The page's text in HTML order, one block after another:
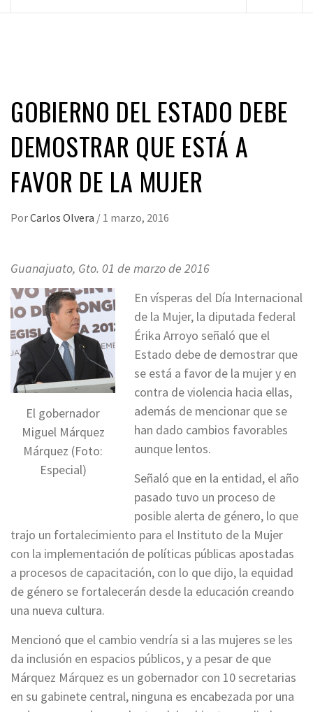
GOBIERNO DEL ESTADO DEBE
DEMOSTRAR QUE ESTÁ A
FAVOR DE LA MUJER
PorCarlos Olvera / 1 marzo, 2016
Guanajuato, Gto. 01 de marzo de 2016
El gobernador
Miguel Márquez
Márquez (Foto:
Especial)
En vísperas del Día Internacional
de la Mujer, la diputada federal
Érika Arroyo señaló que el
Estado debe de demostrar que
se está a favor de la mujer y en
contra de violencia hacia ellas,
además de mencionar que se
han dado cambios favorables
aunque lentos.
Señaló que en la entidad, el año
pasado tuvo un proceso de
posible alerta de género, lo que
trajo un fortalecimiento para el Instituto de la Mujer
con la implementación de políticas públicas apostadas
a procesos de capacitación, con lo que dijo, la equidad
de género se fortalecerán desde la educación creando
una nueva cultura.
Mencionó que el cambio vendría si a las mujeres se les
da inclusión en espacios públicos, y a pesar de que
Márquez Márquez es un gobernador con 10 secretarias
en su gabinete central, ninguna es encabezada por una